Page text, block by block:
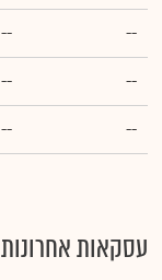
--
--
--
--
--
--
עסקאות אחרונות